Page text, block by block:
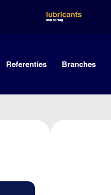
Referenties Branches